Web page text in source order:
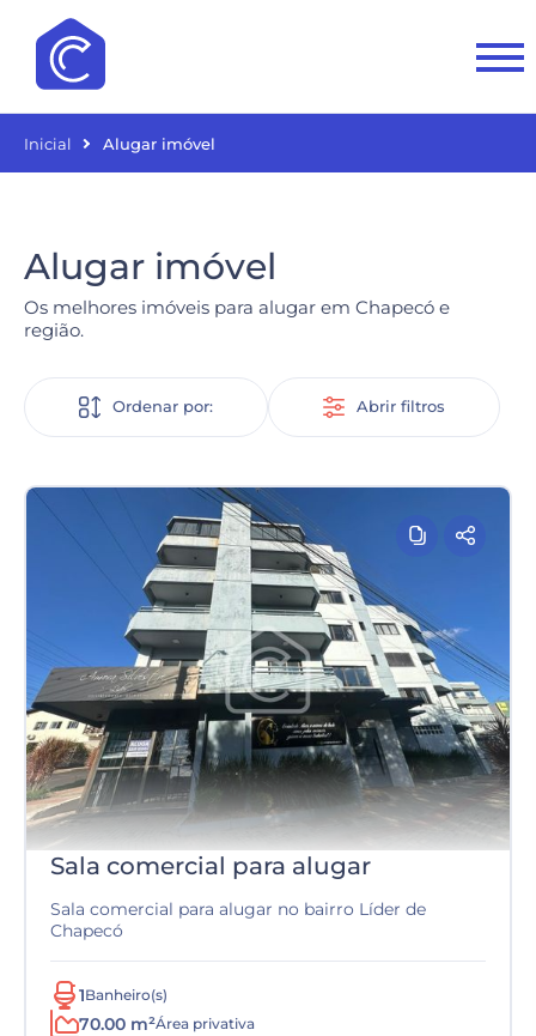
Inicial Alugar imóvel
Alugar imóvel
Os melhores imóveis para alugar em Chapecó e
região.
Ordenar por: Abrir filtros
Sala comercial para alugar
Sala comercial para alugar no bairro Líder de
Chapecó
1Banheiro(s)
70.00 m²Área privativa